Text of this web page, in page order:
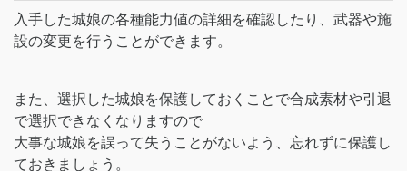
入手した城娘の各種能力値の詳細を確認したり、武器や施
設の変更を行うことができます。
また、選択した城娘を保護しておくことで合成素材や引退
で選択できなくなりますので
大事な城娘を誤って失うことがないよう、忘れずに保護し
ておきましょう。